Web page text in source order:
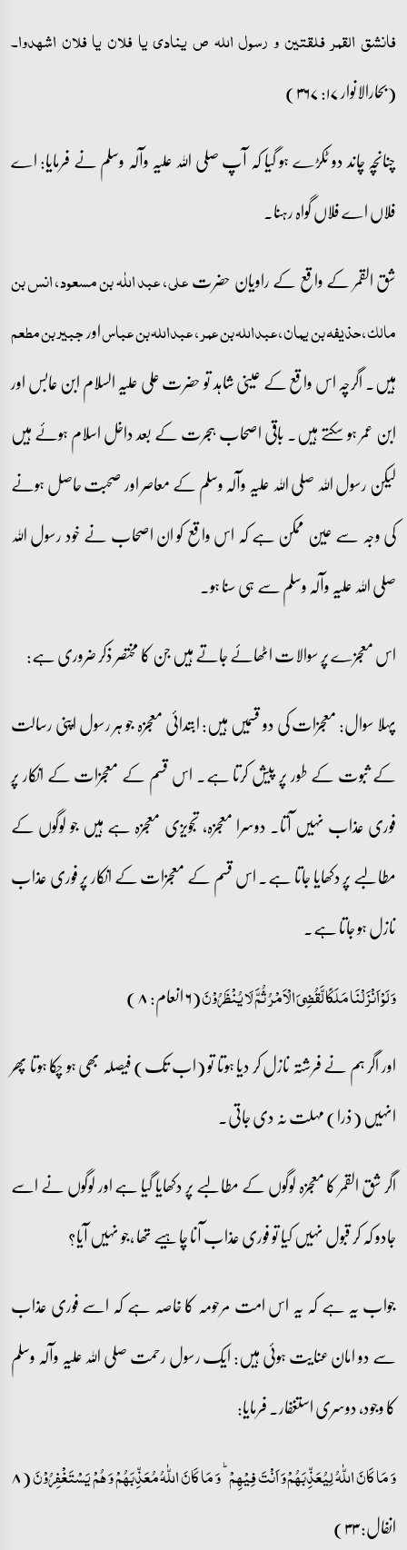
فانشق القمر فلقتین و رسول اللہ ص ینادی یا فلان یا فلان اشھدوا۔
(بحارالانوار ۱۷: ۳۶۷)
چنانچہ چاند دو ٹکڑے ہو گیا کہ آپ صلی اللہ علیہ وآلہ وسلم نے فرمایا: اے
فلاں اے فلاں گواہ رہنا۔
شق القمر کے واقع کے راویان حضرتعلی، عبد اللٰہ بن مسعود، انس بن
مالک، حذیفہ بن یمان، عبداللہ بن عمر، عبداللہ بن عباساورجبیر بن مطعم
ہیں۔ اگرچہ اس واقع کے عینی شاہد تو حضرت علی علیہ السلام ابن عابس اور
ابن عمر ہو سکتے ہیں۔ باقی اصحاب ہجرت کے بعد داخل اسلام ہوئے ہیں
لیکن رسول اللہ صلی اللہ علیہ وآلہ وسلم کے معاصر اور صحبت حاصل ہونے
کی وجہ سے عین ممکن ہے کہ اس واقع کو ان اصحاب نے خود رسول اللہ
صلی اللہ علیہ وآلہ وسلم سے ہی سنا ہو۔
اس معجزے پر سوالات اٹھائے جاتے ہیں جن کا مختصر ذکر ضروری ہے:
پہلا سوال: معجزات کی دو قسمیں ہیں: ابتدائی معجزہ جو ہر رسول اپنی رسالت
کے ثبوت کے طور پر پیش کرتا ہے۔ اس قسم کے معجزات کے انکار پر
فوری عذاب نہیں آتا۔ دوسرا معجزہ، تجویزی معجزہ ہے ہیں جو لوگوں کے
مطالبے پر دکھایا جاتا ہے۔ اس قسم کے معجزات کے انکار پر فوری عذاب
نازل ہو جاتا ہے۔
وَ لَوۡ اَنۡزَلۡنَا مَلَکًا لَّقُضِیَ الۡاَمۡرُ ثُمَّ لَا یُنۡظَرُوۡنَ(۶ انعام: ۸)
اور اگر ہم نے فرشتہ نازل کر دیا ہوتا تو (اب تک) فیصلہ بھی ہو چکا ہوتا پھر
انہیں (ذرا) مہلت نہ دی جاتی۔
اگر شق القمر کا معجزہ لوگوں کے مطالبے پر دکھایا گیا ہے اور لوگوں نے اسے
جادو کہ کر قبول نہیں کیا تو فوری عذاب آنا چاہیے تھا ،جو نہیں آیا؟
جواب یہ ہے کہ یہ اس امت مرحومہ کا خاصہ ہے کہ اسے فوری عذاب
سے دو امان عنایت ہوئی ہیں: ایک رسول رحمت صلی اللہ علیہ وآلہ وسلم
کا وجود، دوسری استغفار۔ فرمایا:
وَ مَا کَانَ اللّٰہُ لِیُعَذِّبَہُمۡ وَ اَنۡتَ فِیۡہِمۡ ؕ وَ مَا کَانَ اللّٰہُ مُعَذِّبَہُمۡ وَ ہُمۡ یَسۡتَغۡفِرُوۡنَ (۸
انفال: ۳۳)